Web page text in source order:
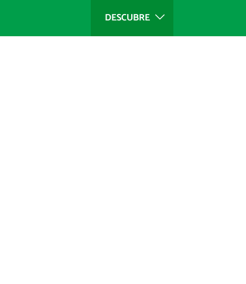
DESCUBRE